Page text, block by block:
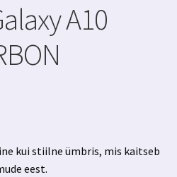
A10
kui stiilne ümbris, mis kaitseb
eest.